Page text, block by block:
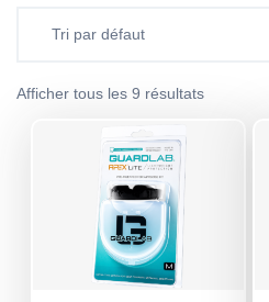
Afficher tous les 9 résultats